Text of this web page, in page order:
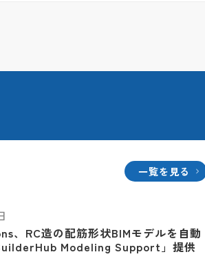
一覧を見る
、RC造の配筋形状BIMモデルを自動
Modeling Support」提供